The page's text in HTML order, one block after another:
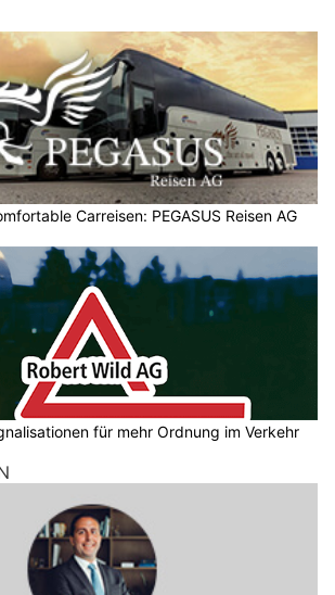
Carreisen: PEGASUS Reisen AG
für mehr Ordnung im Verkehr